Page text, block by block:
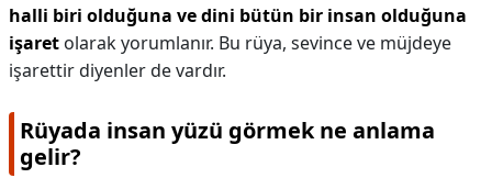
halli biri olduğuna ve dini bütün bir insan olduğuna
işaret olarak yorumlanır. Bu rüya, sevince ve müjdeye
işarettir diyenler de vardır.
Rüyada insan yüzü görmek ne anlama
gelir?